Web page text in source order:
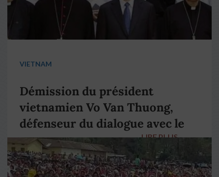
VIETNAM
Démission du président
vietnamien Vo Van Thuong,
défenseur du dialogue avec le
pape François
LIRE PLUS →